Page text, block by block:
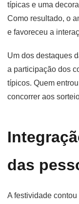
típicas e uma
Como resultado, o
e favoreceu a
Um dos destaques
a participação dos
típicos. Quem
concorrer aos
das
A festividade